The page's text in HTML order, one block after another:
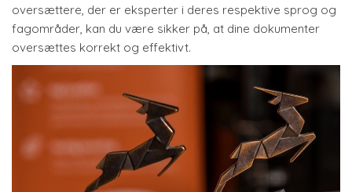
oversættere, der er eksperter i deres respektive sprog og
fagområder, kan du være sikker på, at dine dokumenter
oversættes korrekt og effektivt.